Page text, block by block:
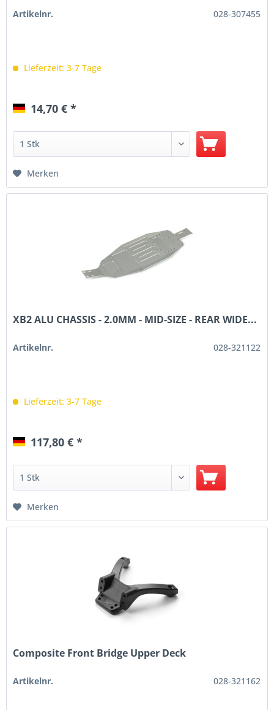
Artikelnr. 028-307455
Lieferzeit: 3-7 Tage
14,70 € *
Merken
XB2 ALU CHASSIS - 2.0MM - MID-SIZE - REAR WIDE...
Artikelnr. 028-321122
Lieferzeit: 3-7 Tage
117,80 € *
Merken
Composite Front Bridge Upper Deck
Artikelnr. 028-321162